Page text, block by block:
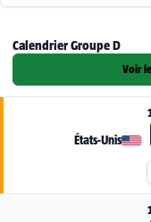
Calendrier Groupe D
Voir
États-Unis